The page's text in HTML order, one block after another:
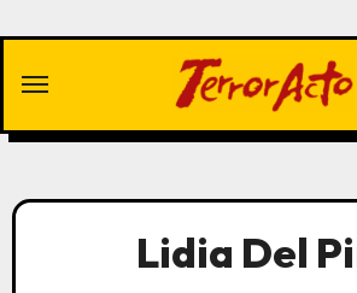
contenido
Lidia Del